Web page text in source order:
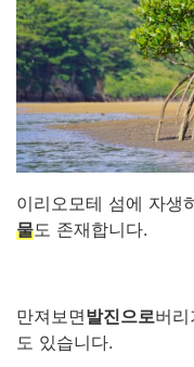
이리오모테 섬에 자생
물도 존재합니다.
만져보면발진으로버
도 있습니다.